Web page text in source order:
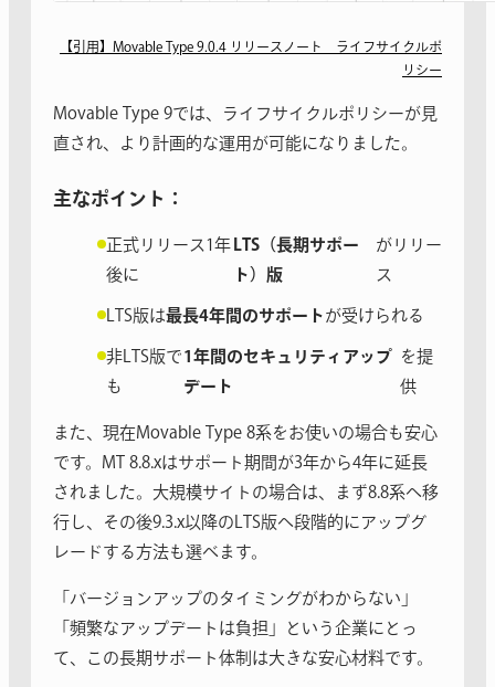
【引用】Movable Type 9.0.4 リリースノート ライフサイクルポ
リシー
Movable Type 9では、ライフサイクルポリシーが見
直され、より計画的な運用が可能になりました。
主なポイント：
正式リリース1年
後に
LTS（長期サポー
ト）版
がリリー
ス
LTS版は最長4年間のサポート が受けられる
非LTS版で
も
1年間のセキュリティアップ
デート
を提
供
また、現在Movable Type 8系をお使いの場合も安心
です。MT 8.8.xはサポート期間が3年から4年に延長
されました。大規模サイトの場合は、まず8.8系へ移
行し、その後9.3.x以降のLTS版へ段階的にアップグ
レードする方法も選べます。
「バージョンアップのタイミングがわからない」
「頻繁なアップデートは負担」という企業にとっ
て、この長期サポート体制は大きな安心材料です。